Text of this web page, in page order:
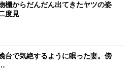
棚からだんだん出てきたヤツの姿
度見
台で気絶するように眠った妻。傍